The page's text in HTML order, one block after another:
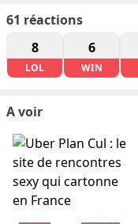
61 réactions
8
LOL
6
WIN
A voir